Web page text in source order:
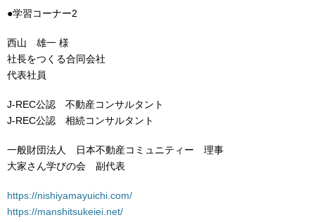
●学習コーナー2
西山 雄一 様
社長をつくる合同会社
代表社員
J-REC公認 不動産コンサルタント
J-REC公認 相続コンサルタント
一般財団法人 日本不動産コミュニティー 理事
大家さん学びの会 副代表
https://nishiyamayuichi.com/
https://manshitsukeiei.net/